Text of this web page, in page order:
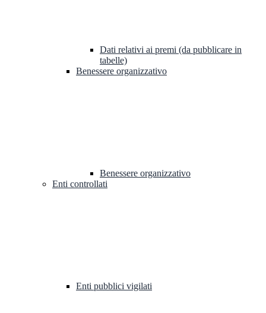
Dati relativi ai premi (da pubblicare in
tabelle)
Benessere organizzativo
Benessere organizzativo
Enti controllati
Enti pubblici vigilati